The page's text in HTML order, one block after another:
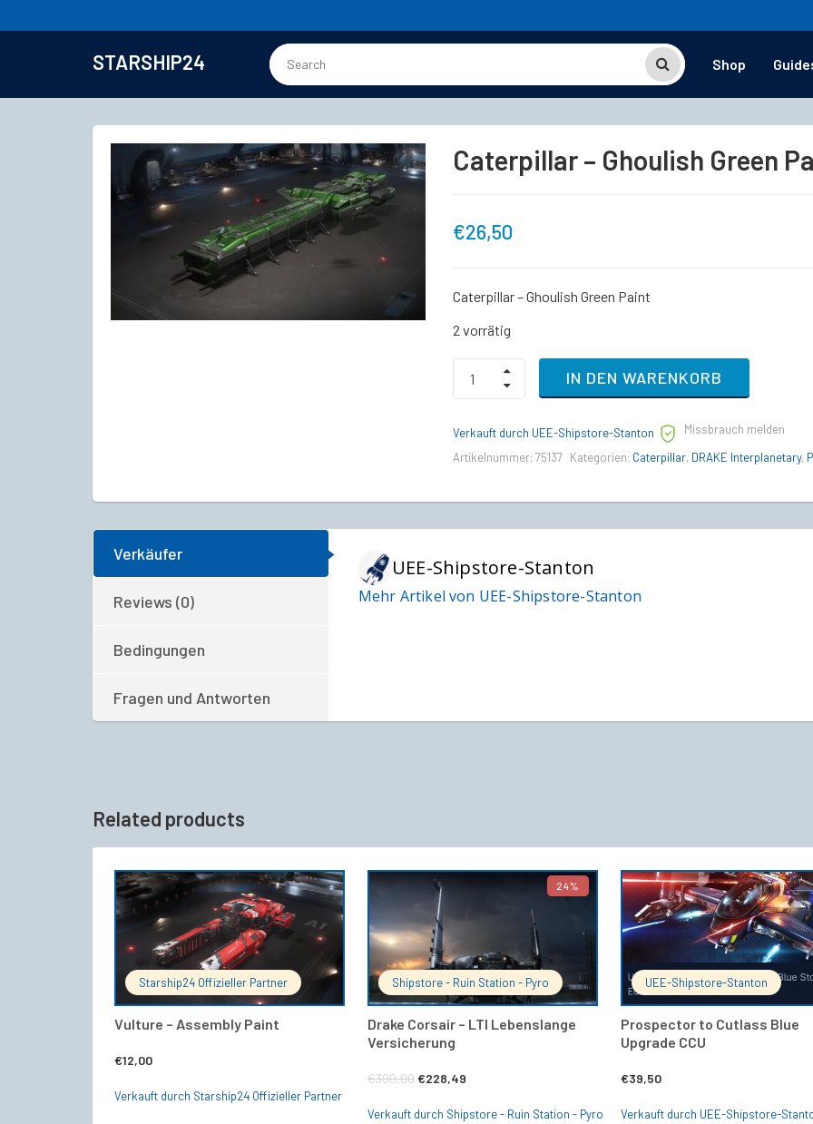
STARSHIP24 Shop
Caterpillar – Ghoulish Green
€26,50
Caterpillar – Ghoulish Green Paint
2 vorrätig
Caterpillar
Ghoulish
Paint
IN DEN WARENKORB
Verkauft durch UEE-Shipstore-Stanton
Missbrauch melden
Artikelnummer: 75137 Kategorien: Caterpillar, DRAKE Interplanetary,
Verkäufer
Reviews (0)
Bedingungen
Fragen und Antworten
UEE-Shipstore-Stanton
Mehr Artikel von UEE-Shipstore-Stanton
Related products
Starship24 Offizieller Partner
Vulture – Assembly Paint
€12,00
IN DEN WARENKORB
Verkauft durch Starship24 Offizieller Partner
24%
Shipstore - Ruin Station - Pyro
Drake Corsair – LTI Lebenslange
Versicherung
€300,00Ursprünglicher
€228,49
IN DEN WARENKORB
Verkauft durch Shipstore - Ruin Station - Pyro
UEE-Shipstore-Stanton
Prospector to Cutlass Blue
Upgrade CCU
€39,50
IN DEN
Verkauft durch UEE-Shipstore-